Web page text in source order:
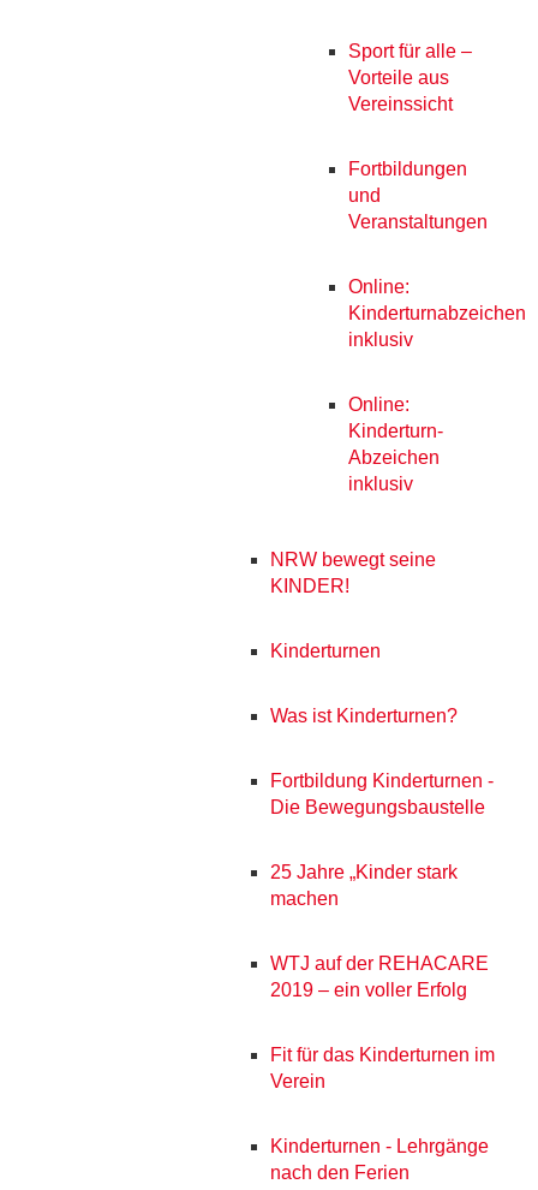
Sport für alle –
Vorteile aus
Vereinssicht
Fortbildungen
und
Veranstaltungen
Online:
Kinderturnabzeichen
inklusiv
Online:
Kinderturn-
Abzeichen
inklusiv
NRW bewegt seine
KINDER!
Kinderturnen
Was ist Kinderturnen?
Fortbildung Kinderturnen -
Die Bewegungsbaustelle
25 Jahre „Kinder stark
machen
WTJ auf der REHACARE
2019 – ein voller Erfolg
Fit für das Kinderturnen im
Verein
Kinderturnen - Lehrgänge
nach den Ferien